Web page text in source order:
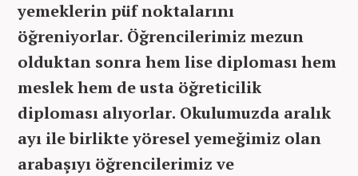
yemeklerin püf noktalarını
öğreniyorlar. Öğrencilerimiz mezun
olduktan sonra hem lise diploması hem
meslek hem de usta öğreticilik
diploması alıyorlar. Okulumuzda aralık
ayı ile birlikte yöresel yemeğimiz olan
arabaşıyı öğrencilerimiz ve